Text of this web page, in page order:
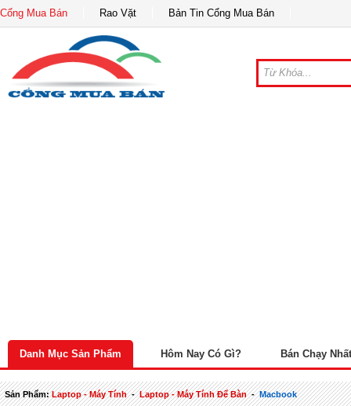
Cổng Mua Bán Rao Vặt Bản Tin Cổng Mua Bán
Danh Mục Sản Phẩm Hôm Nay Có Gì? Bán Chạy Nhất
Sản Phẩm:Laptop - Máy Tính-Laptop - Máy Tính Để Bàn-Macbook